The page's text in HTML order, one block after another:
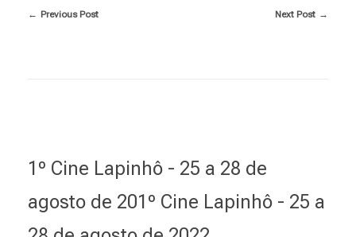
Previous Post Next Post
1º Cine Lapinhô - 25 a 28 de
agosto de 201º Cine Lapinhô - 25 a